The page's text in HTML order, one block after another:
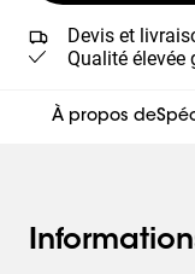
Devis et
Qualité élevée
À propos de